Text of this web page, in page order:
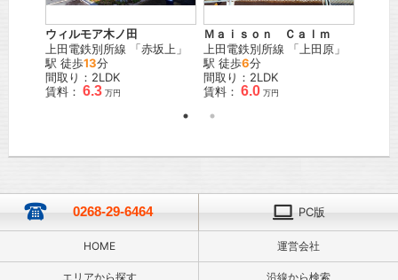
ウィルモア木ノ田
上田電鉄別所線 「赤坂上 」
駅 徒歩13分
間取り：2LDK
賃料： 6.3 万円
Ｍａｉｓｏｎ Ｃａｌｍ
上田電鉄別所線 「 上田原 」
駅 徒歩6分
間取り：2LDK
賃料： 6.0 万円
0268-29-6464 PC版
HOME 運営会社
エリアから探す 沿線から検索